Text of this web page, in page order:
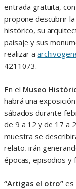
entrada gratuita,
propone descubrir
histórico, su
paisaje y sus
realizar a
4211073.
En el Museo
habrá una
sábados durante
de 9 a 12 y de 17 a
muestra se
relato, irán
épocas, episodios y
“Artigas el otro” es